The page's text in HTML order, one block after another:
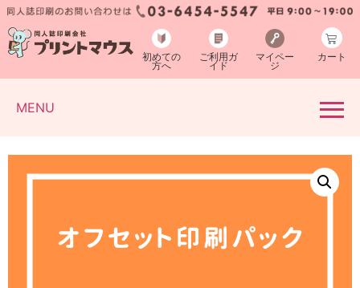
初めての
方へ
ご利用ガ
イド
マイペー
ジ
カート
MENU